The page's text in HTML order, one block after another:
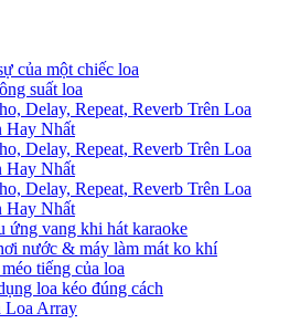
của một chiếc loa
suất loa
Delay, Repeat, Reverb Trên Loa
Hay Nhất
Delay, Repeat, Reverb Trên Loa
Hay Nhất
Delay, Repeat, Reverb Trên Loa
Hay Nhất
ứng vang khi hát karaoke
nước & máy làm mát ko khí
tiếng của loa
loa kéo đúng cách
Loa Array